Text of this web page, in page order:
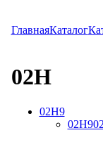
ГлавнаяКаталог
02H
02H9
02H902